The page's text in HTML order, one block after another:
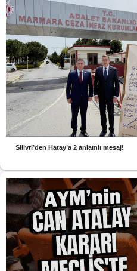
Silivri’den Hatay’a 2 anlamlı mesaj!